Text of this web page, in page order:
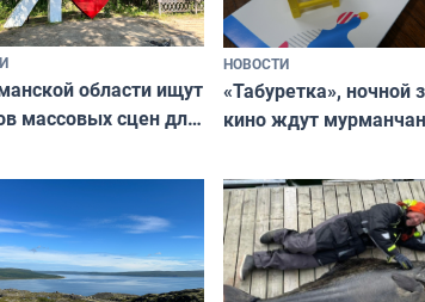
области ищут
массовых сцен для
фильме
НОВОСТИ
«Табуретка», ночной
кино ждут